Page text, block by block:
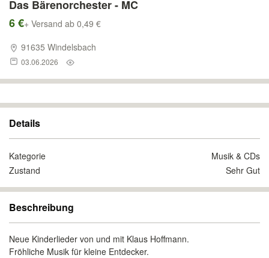
Das Bärenorchester - MC
6 €+ Versand ab 0,49 €
91635 Windelsbach
03.06.2026
Details
Kategorie
Musik & CDs
Zustand
Sehr Gut
Beschreibung
Neue Kinderlieder von und mit Klaus Hoffmann.
Fröhliche Musik für kleine Entdecker.